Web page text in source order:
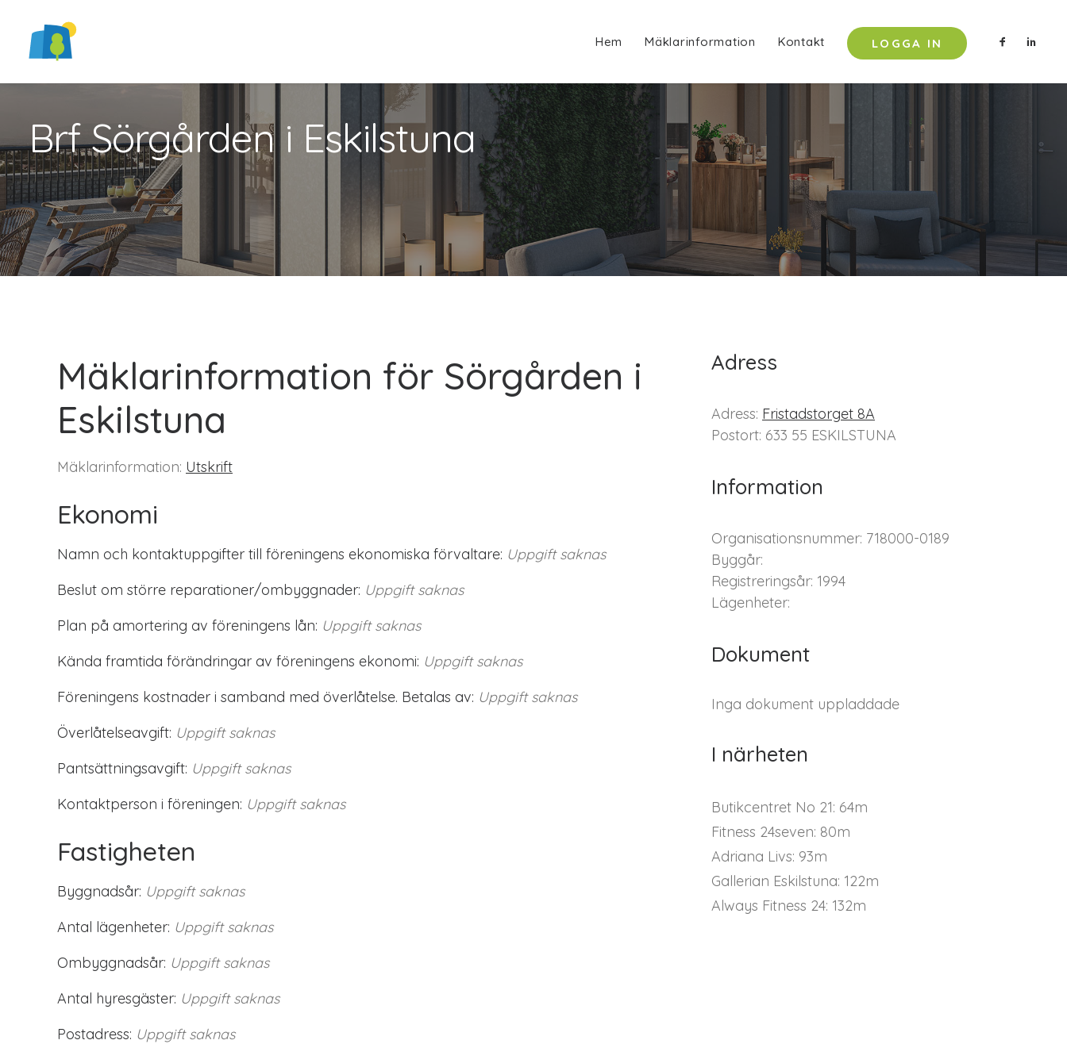
Hem Mäklarinformation Kontakt LOGGA IN
Brf Sörgården i Eskilstuna
Mäklarinformation för Sörgården i
Eskilstuna
Mäklarinformation: Utskrift
Ekonomi
Namn och kontaktuppgifter till föreningens ekonomiska förvaltare: Uppgift saknas
Beslut om större reparationer/ombyggnader: Uppgift saknas
Plan på amortering av föreningens lån: Uppgift saknas
Kända framtida förändringar av föreningens ekonomi: Uppgift saknas
Föreningens kostnader i samband med överlåtelse. Betalas av: Uppgift saknas
Överlåtelseavgift: Uppgift saknas
Pantsättningsavgift: Uppgift saknas
Kontaktperson i föreningen: Uppgift saknas
Fastigheten
Byggnadsår: Uppgift saknas
Antal lägenheter: Uppgift saknas
Ombyggnadsår: Uppgift saknas
Antal hyresgäster: Uppgift saknas
Postadress: Uppgift saknas
Adress
Adress: Fristadstorget 8A
Postort: 633 55 ESKILSTUNA
Information
Organisationsnummer: 718000-0189
Byggår:
Registreringsår: 1994
Lägenheter:
Dokument
Inga dokument uppladdade
I närheten
Butikcentret No 21: 64m
Fitness 24seven: 80m
Adriana Livs: 93m
Gallerian Eskilstuna: 122m
Always Fitness 24: 132m